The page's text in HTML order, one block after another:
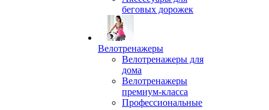
беговых дорожек
Велотренажеры
Велотренажеры для
дома
Велотренажеры
премиум-класса
Профессиональные